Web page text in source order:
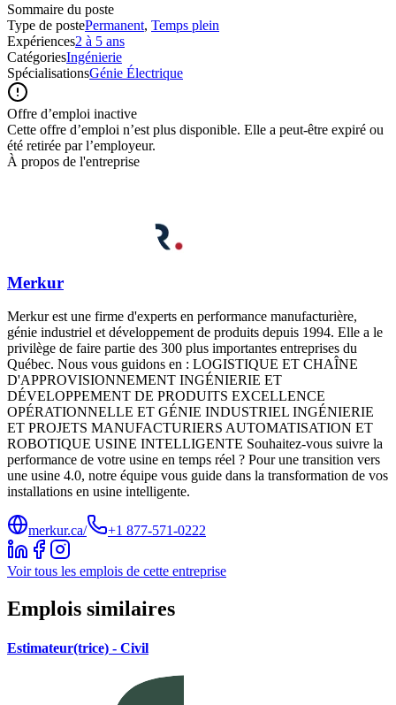
Sommaire du poste
Type de postePermanent, Temps plein
Expériences2 à 5 ans
CatégoriesIngénierie
SpécialisationsGénie Électrique
Offre d’emploi inactive
Cette offre d’emploi n’est plus disponible. Elle a peut-être expiré ou
été retirée par l’employeur.
À propos de l'entreprise
Merkur
Merkur est une firme d'experts en performance manufacturière,
génie industriel et développement de produits depuis 1994. Elle a le
privilège de faire partie des 300 plus importantes entreprises du
Québec. Nous vous guidons en : LOGISTIQUE ET CHAÎNE
D'APPROVISIONNEMENT INGÉNIERIE ET
DÉVELOPPEMENT DE PRODUITS EXCELLENCE
OPÉRATIONNELLE ET GÉNIE INDUSTRIEL INGÉNIERIE
ET PROJETS MANUFACTURIERS AUTOMATISATION ET
ROBOTIQUE USINE INTELLIGENTE Souhaitez-vous suivre la
performance de votre usine en temps réel ? Pour une transition vers
une usine 4.0, notre équipe vous guide dans la transformation de vos
installations en usine intelligente.
merkur.ca/ +1 877-571-0222
Voir tous les emplois de cette entreprise
Emplois similaires
Estimateur(trice) - Civil